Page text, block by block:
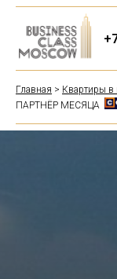
Главная > Квартиры в
ПАРТНЁР МЕСЯЦА